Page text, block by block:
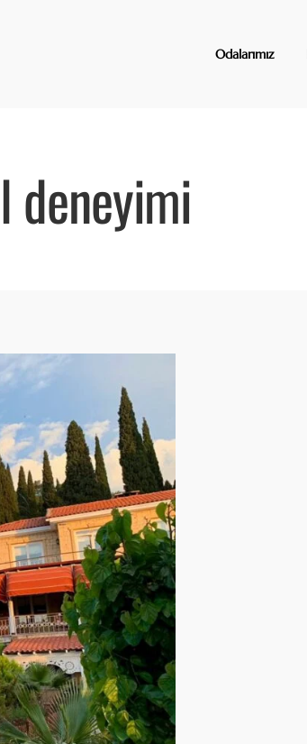
Odalarımız
deneyimi